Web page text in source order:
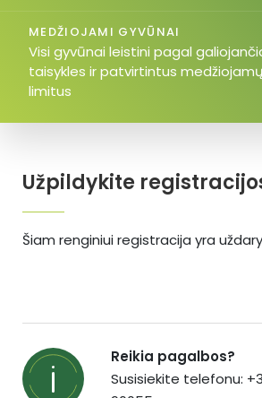
Užpildykite
Šiam renginiui registracija yra
MEDŽIOJAMI GYVŪNAI
Visi gyvūnai leistini pagal
taisykles ir patvirtintus
limitus
Reikia pagalbos?
Susisiekite telefonu: